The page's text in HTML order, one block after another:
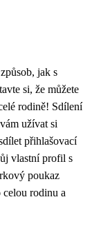
jak s
si, že můžete
rodině! Sdílení
užívat si
přihlašovací
vlastní profil s
poukaz
rodinu a